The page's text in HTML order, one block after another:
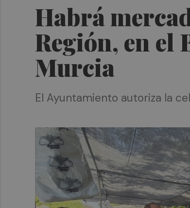
Habrá
Región, en el
Murcia
El Ayuntamiento autoriza la